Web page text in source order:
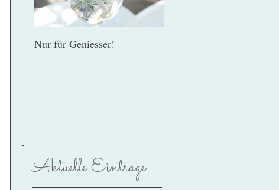
Nur für Geniesser!
Aktuelle Einträge